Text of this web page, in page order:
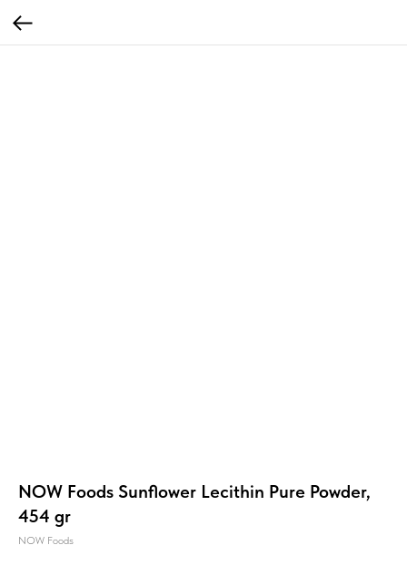
NOW Foods Sunflower Lecithin Pure Powder,
454 gr
NOW Foods